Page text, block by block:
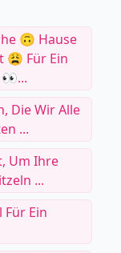
🙃 Hause
😩 Für Ein
Die Wir Alle
...
Um Ihre
...
Ein